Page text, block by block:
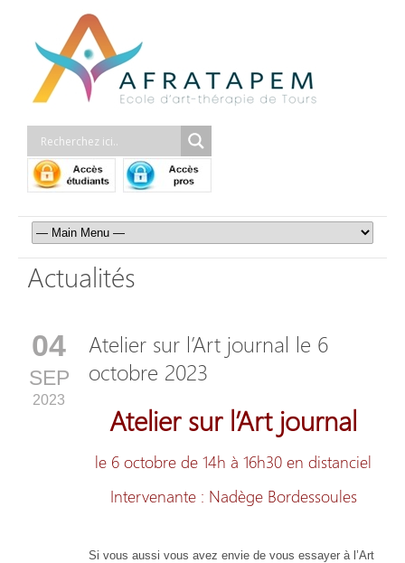
Actualités
04
SEP
2023
Atelier sur l’Art journal le 6
octobre 2023
Atelier sur l’Art journal
le 6 octobre de 14h à 16h30 en distanciel
Intervenante : Nadège Bordessoules
Si vous aussi vous avez envie de vous essayer à l’Art